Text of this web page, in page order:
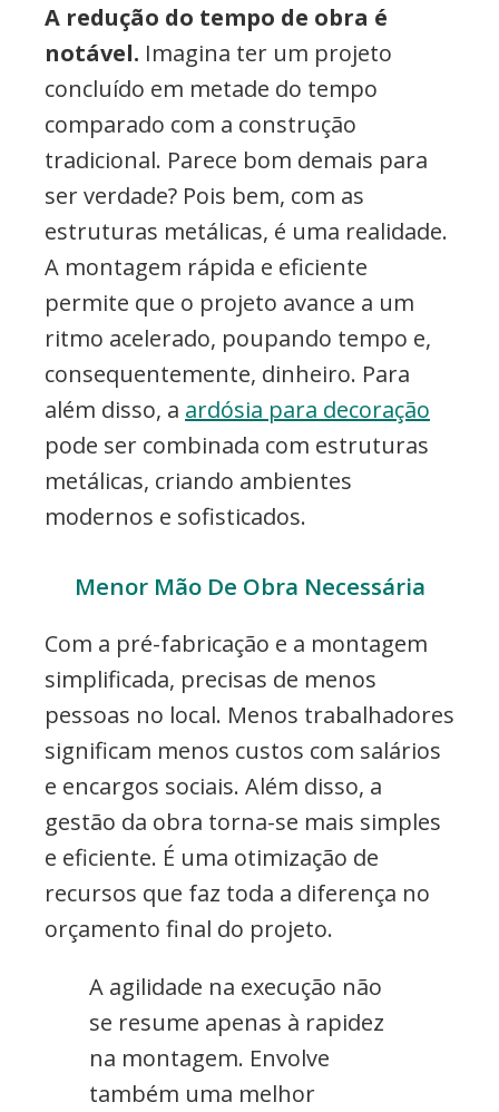
A redução do tempo de obra é
notável. Imagina ter um projeto
concluído em metade do tempo
comparado com a construção
tradicional. Parece bom demais para
ser verdade? Pois bem, com as
estruturas metálicas, é uma realidade.
A montagem rápida e eficiente
permite que o projeto avance a um
ritmo acelerado, poupando tempo e,
consequentemente, dinheiro. Para
além disso, a ardósia para decoração
pode ser combinada com estruturas
metálicas, criando ambientes
modernos e sofisticados.
Menor Mão De Obra Necessária
Com a pré-fabricação e a montagem
simplificada, precisas de menos
pessoas no local. Menos trabalhadores
significam menos custos com salários
e encargos sociais. Além disso, a
gestão da obra torna-se mais simples
e eficiente. É uma otimização de
recursos que faz toda a diferença no
orçamento final do projeto.
A agilidade na execução não
se resume apenas à rapidez
na montagem. Envolve
também uma melhor